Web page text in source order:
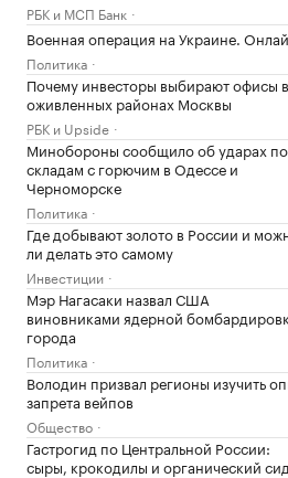
РБК и МСП Банк
Военная операция на Украине.
Политика
Почему инвесторы выбирают офисы в
оживленных районах Москвы
РБК и Upside
Минобороны сообщило об ударах по
складам с горючим в Одессе и
Черноморске
Политика
Где добывают золото в России и
ли делать это самому
Инвестиции
Мэр Нагасаки назвал США
виновниками ядерной
города
Политика
Володин призвал регионы изучить
запрета вейпов
Общество
Гастрогид по Центральной России:
сыры, крокодилы и органический